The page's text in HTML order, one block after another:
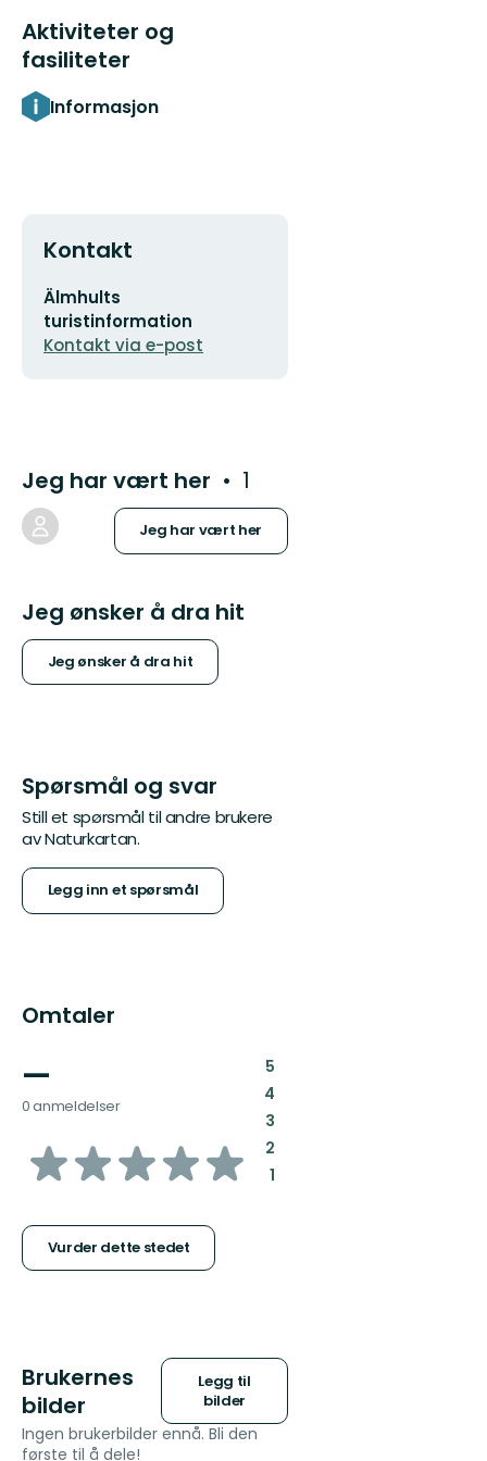
Aktiviteter og
fasiliteter
Informasjon
Kontakt
E-
postadresse
Älmhults
turistinformation
Kontakt via e-post
Jeg har vært her 1
Jeg har vært her
Jeg ønsker å dra hit
Jeg ønsker å dra hit
Spørsmål og svar
Still et spørsmål til andre brukere
av Naturkartan.
Legg inn et spørsmål
Omtaler
—
0 anmeldelser
av
stjerner
Vurder dette stedet
5:
4:
3:
2:
1:
Brukernes
bilder
Legg til
bilder
Ingen brukerbilder ennå. Bli den
første til å dele!